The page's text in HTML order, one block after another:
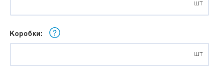
шт
Коробки:
шт